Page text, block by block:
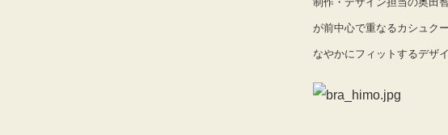
が前中心で重なるカシュク
なやかにフィットするデザイ